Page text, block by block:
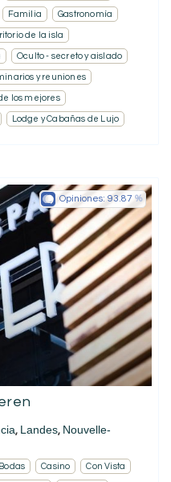
Familia Gastronomía
de la isla
Oculto - secreto y aislado
y reuniones
los mejores
Lodge y Cabañas de Lujo
, Landes, Nouvelle-
Opiniones: 93.87
Bodas Casino Con Vista